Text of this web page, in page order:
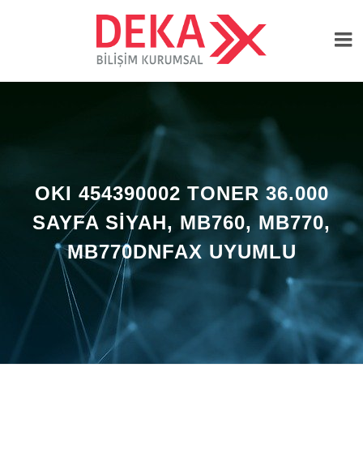
OKI 454390002 TONER 36.000
SAYFA SIYAH, MB760, MB770,
MB770DNFAX UYUMLU